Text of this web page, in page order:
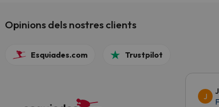
Opinions dels nostres clients
Esquiades.com Trustpilot
J